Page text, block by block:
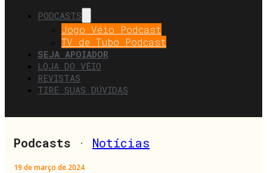
PODCASTS
Jogo Véio Podcast
TV de Tubo Podcast
SEJA APOIADOR
LOJA DO VÉIO
REVISTAS
TIRE SUAS DÚVIDAS
Podcasts · Notícias
19 de março de 2024